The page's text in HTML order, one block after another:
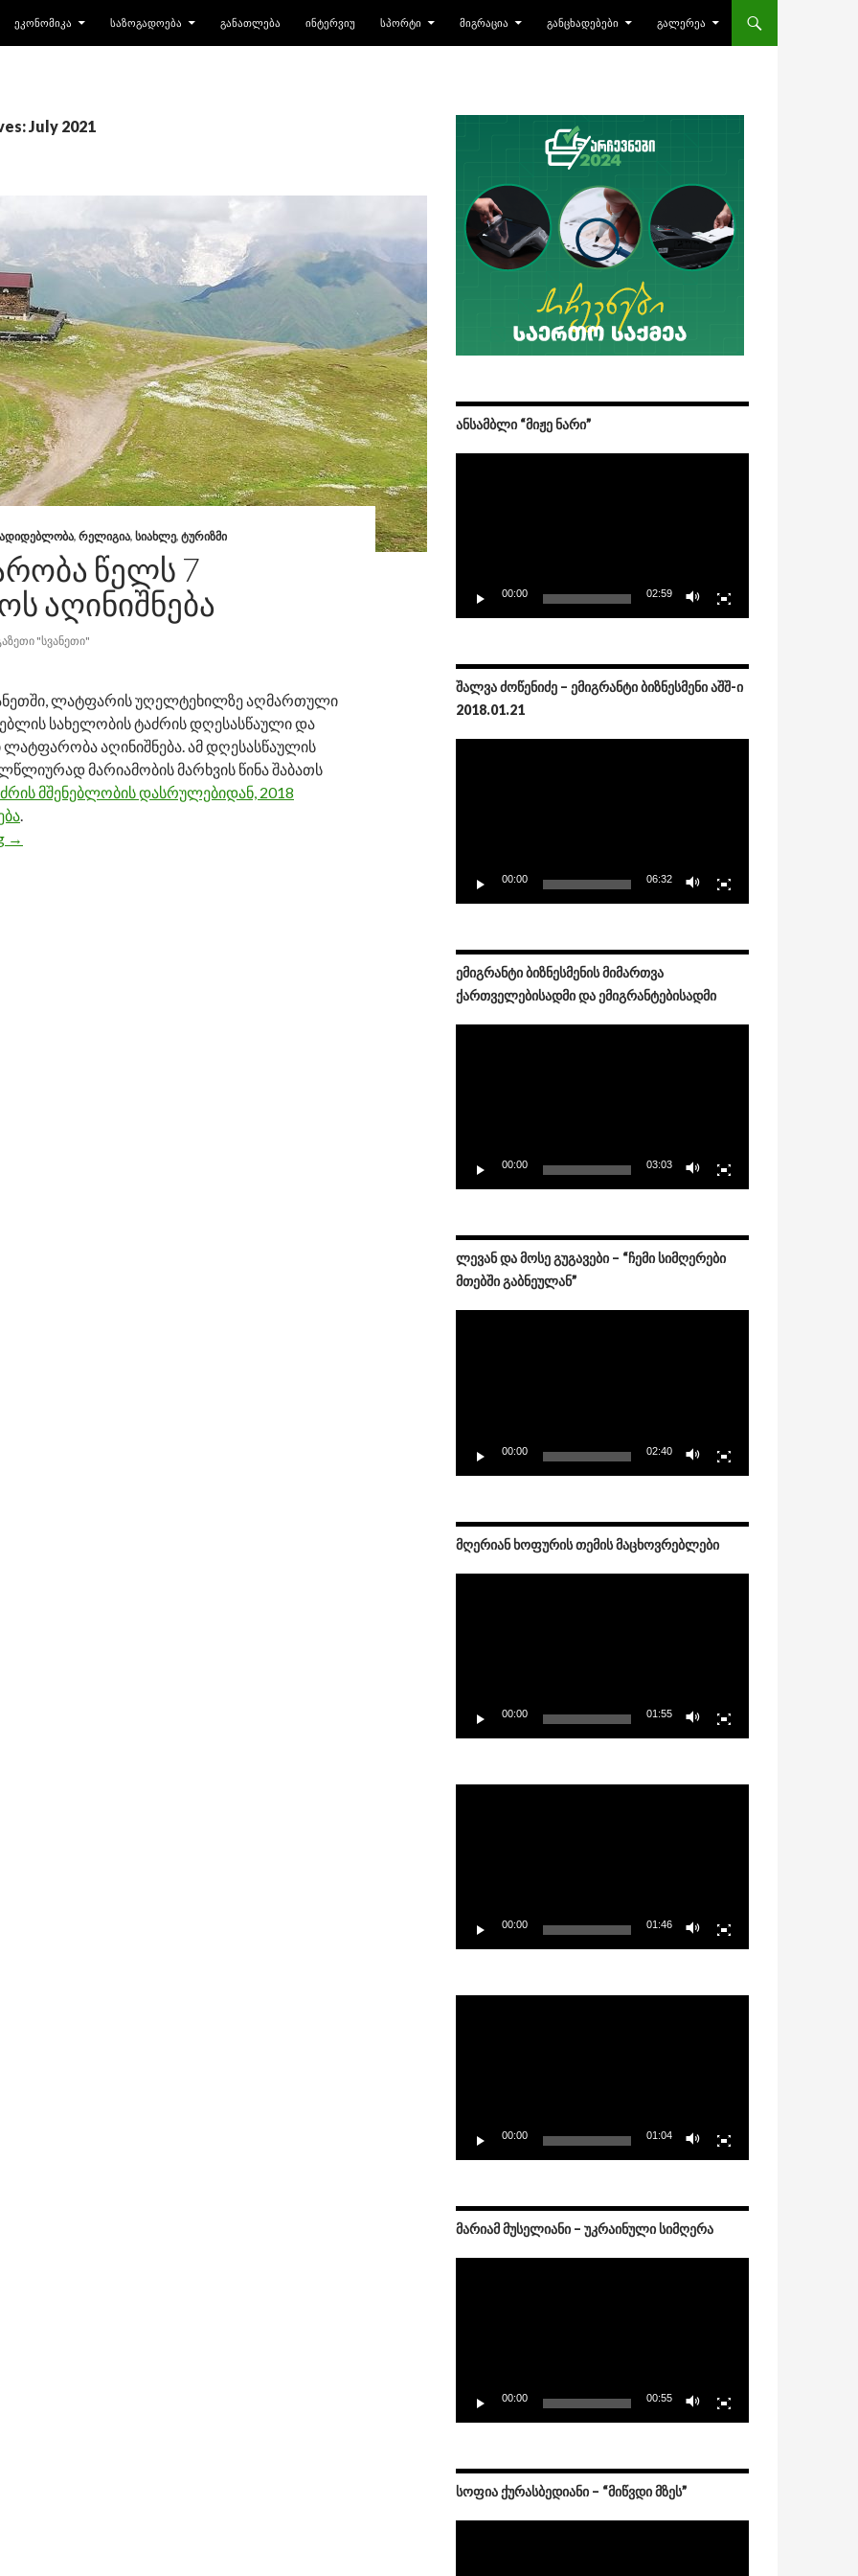
ᲔᲙᲝᲜᲝᲛᲘᲙᲐ ᲡᲐᲖᲝᲒᲐᲓᲝᲔᲑᲐ ᲒᲐᲜᲐᲗᲚᲔᲑᲐ ᲘᲜᲢᲔᲠᲕᲘᲣ ᲡᲞᲝᲠᲢᲘ ᲛᲘᲒᲠᲐᲪᲘᲐ ᲒᲐᲜᲪᲮᲐᲓᲔᲑᲔᲑᲘ ᲒᲐᲚᲔᲠᲔᲐ
July 2021
, ᲠᲔᲚᲘᲒᲘᲐ, ᲡᲘᲐᲮᲚᲔ, ᲢᲣᲠᲘᲖᲛᲘ
ᲬᲔᲚᲡ 7
ᲐᲦᲘᲜᲘᲨᲜᲔᲑᲐ
"ᲡᲕᲐᲜᲔᲗᲘ"
ლატფარის უღელტეხილზე აღმართული
სახელობის ტაძრის დღესასწაული და
ლატფარობა აღინიშნება. ამ დღესასწაულის
მარიამობის მარხვის წინა შაბათს
მშენებლობის დასრულებიდან, 2018
.
ლატფარობა წელს 7 აგვისტოს აღინიშნება
→
ᲐᲜᲡᲐᲛᲑᲚᲘ “ᲛᲘᲟᲔ ᲜᲐᲠᲘ”
00:00 02:59
ᲨᲐᲚᲕᲐ ᲫᲝᲬᲔᲜᲘᲫᲔ – ᲔᲛᲘᲒᲠᲐᲜᲢᲘ ᲑᲘᲖᲜᲔᲡᲛᲔᲜᲘ ᲐᲨᲨ-Ი
2018.01.21
00:00 06:32
ᲔᲛᲘᲒᲠᲐᲜᲢᲘ ᲑᲘᲖᲜᲔᲡᲛᲔᲜᲘᲡ ᲛᲘᲛᲐᲠᲗᲕᲐ
ᲥᲐᲠᲗᲕᲔᲚᲔᲑᲘᲡᲐᲓᲛᲘ ᲓᲐ ᲔᲛᲘᲒᲠᲐᲜᲢᲔᲑᲘᲡᲐᲓᲛᲘ
00:00 03:03
ᲚᲔᲕᲐᲜ ᲓᲐ ᲛᲝᲡᲔ ᲒᲣᲒᲐᲕᲔᲑᲘ – “ᲩᲔᲛᲘ ᲡᲘᲛᲦᲔᲠᲔᲑᲘ
ᲛᲗᲔᲑᲨᲘ ᲒᲐᲑᲜᲔᲣᲚᲐᲜ”
00:00 02:40
ᲛᲦᲔᲠᲘᲐᲜ ᲮᲝᲤᲣᲠᲘᲡ ᲗᲔᲛᲘᲡ ᲛᲐᲪᲮᲝᲕᲠᲔᲑᲚᲔᲑᲘ
00:00 01:55
00:00 01:46
00:00 01:04
ᲛᲐᲠᲘᲐᲛ ᲛᲣᲡᲔᲚᲘᲐᲜᲘ – ᲣᲙᲠᲐᲘᲜᲣᲚᲘ ᲡᲘᲛᲦᲔᲠᲐ
00:00 00:55
ᲡᲝᲤᲘᲐ ᲥᲣᲠᲐᲡᲑᲔᲓᲘᲐᲜᲘ – “ᲛᲘᲬᲕᲓᲘ ᲛᲖᲔᲡ”